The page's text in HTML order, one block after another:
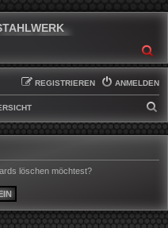
ANMELDEN
REGISTRIEREN
U
löschen möchtest?